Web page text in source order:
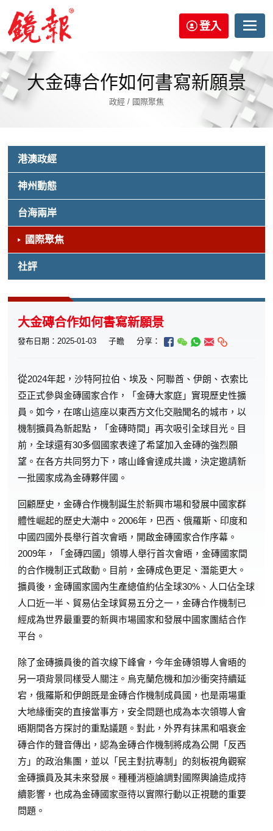
登入
大金磚合作如何書寫新願景
政經 / 國際聚焦
港澳政經
神州動態
台海兩岸
國際聚焦
社評
大金磚合作如何書寫新願景
發布日期：2025-01-03 子瞻 分享：
從2024年起，沙特阿拉伯、埃及、阿聯酋、伊朗、衣索比
亞正式參與金磚國家合作，「金磚大家庭」實現歷史性擴
員。如今，在喀山這座以東西方文化交融聞名的城市，以
機制擴員為新起點，「金磚時間」再次吸引全球目光。目
前，全球還有30多個國家表達了希望加入金磚的強烈願
望。在各方共同努力下，喀山峰會達成共識，決定邀請新
一批國家成為金磚夥伴國。
回顧歷史，金磚合作機制誕生於新興市場和發展中國家群
體性崛起的歷史大潮中。2006年，巴西、俄羅斯、印度和
中國四國外長舉行首次會晤，開啟金磚國家合作序幕。
2009年，「金磚四國」領導人舉行首次會晤，金磚國家間
的合作機制正式啟動。目前，金磚成色更足、潛能更大。
擴員後，金磚國家國內生產總值約佔全球30%、人口佔全球
人口近一半、貿易佔全球貿易五分之一，金磚合作機制已
經成為世界最重要的新興市場國家和發展中國家團結合作
平台。
除了金磚擴員後的首次線下峰會，今年金磚領導人會晤的
另一項背景同樣受人關注。烏克蘭危機和加沙衝突持續延
宕，俄羅斯和伊朗既是金磚合作機制成員國，也是兩場重
大地緣衝突的直接當事方，安全問題也成為本次領導人會
晤期間各方探討的重點議題。對此，外界有抹黑和唱衰金
磚合作的聲音傳出，認為金磚合作機制將成為公開「反西
方」的政治集團，並以「民主對抗專制」的刻板視角觀察
金磚擴員及其未來發展。種種消極論調對國際輿論造成持
續影響，也成為金磚國家亟待以實際行動以正視聽的重要
問題。